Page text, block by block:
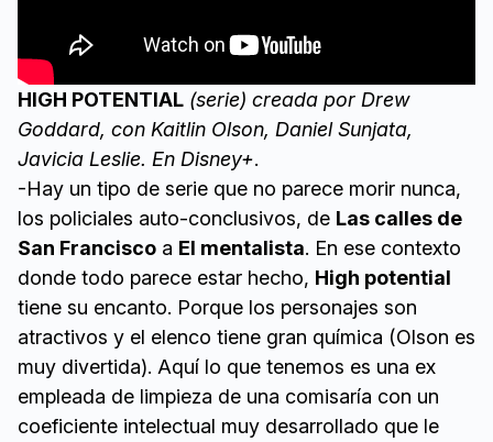
HIGH POTENTIAL (serie) creada por Drew
Goddard, con Kaitlin Olson, Daniel Sunjata,
Javicia Leslie. En Disney+.
-Hay un tipo de serie que no parece morir nunca,
los policiales auto-conclusivos, de Las calles de
San Francisco a El mentalista. En ese contexto
donde todo parece estar hecho, High potential
tiene su encanto. Porque los personajes son
atractivos y el elenco tiene gran química (Olson es
muy divertida). Aquí lo que tenemos es una ex
empleada de limpieza de una comisaría con un
coeficiente intelectual muy desarrollado que le